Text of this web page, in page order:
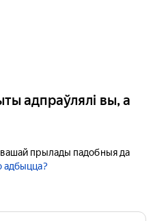
адпраўлялі вы, а
прылады падобныя да
адбыцца?